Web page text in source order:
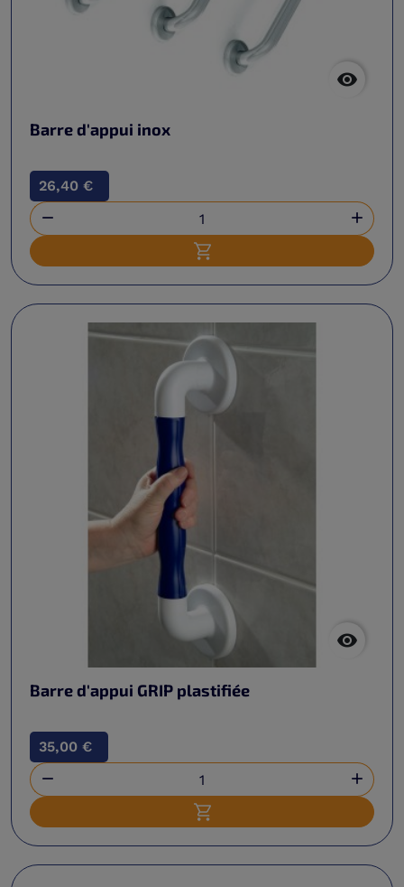

Barre d'appui inox
26,40 €
 
Ajouter au panier

Barre d'appui GRIP plastifiée
35,00 €
 
Ajouter au panier